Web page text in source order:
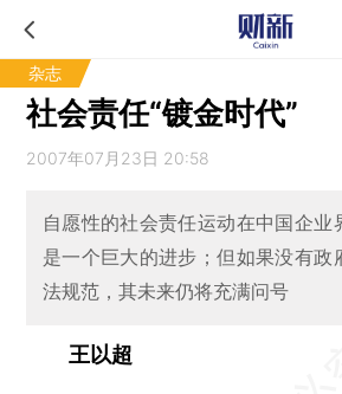
杂志
社会责任“镀金时代”
2007年07月23日 20:58
自愿性的社会责任运动在中国企业
是一个巨大的进步；但如果没有政
法规范，其未来仍将充满问号
王以超